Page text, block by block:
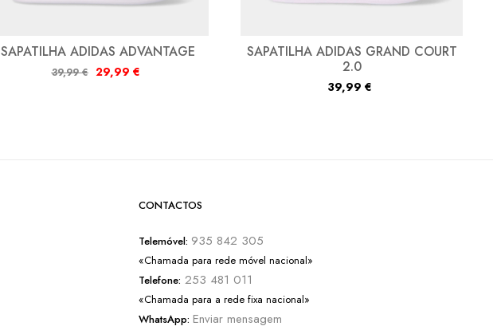
SAPATILHA ADIDAS ADVANTAGE
39,99€ 29,99 €
SAPATILHA ADIDAS GRAND COURT
2.0
39,99 €
CONTACTOS
Telemóvel: 935 842 305
«Chamada para rede móvel nacional»
Telefone: 253 481 011
«Chamada para a rede fixa nacional»
WhatsApp:Enviar mensagem